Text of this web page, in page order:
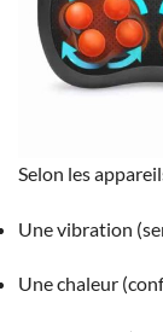
Selon les
Une vibration
Une chaleur